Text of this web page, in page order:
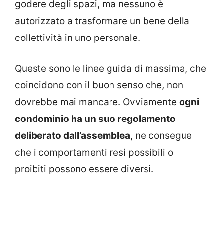
godere degli spazi, ma nessuno è
autorizzato a trasformare un bene della
collettività in uno personale.
Queste sono le linee guida di massima, che
coincidono con il buon senso che, non
dovrebbe mai mancare. Ovviamente ogni
condominio ha un suo regolamento
deliberato dall’assemblea, ne consegue
che i comportamenti resi possibili o
proibiti possono essere diversi.